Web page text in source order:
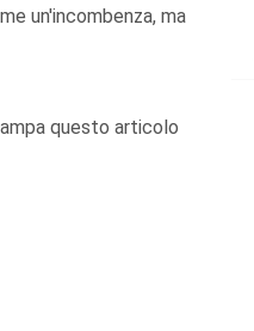
un'incombenza, ma
questo articolo